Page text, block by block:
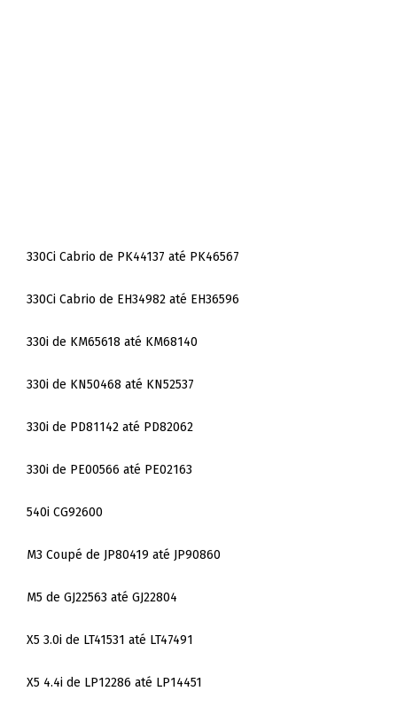
330Ci Cabrio de PK44137 até PK46567
330Ci Cabrio de EH34982 até EH36596
330i de KM65618 até KM68140
330i de KN50468 até KN52537
330i de PD81142 até PD82062
330i de PE00566 até PE02163
540i CG92600
M3 Coupé de JP80419 até JP90860
M5 de GJ22563 até GJ22804
X5 3.0i de LT41531 até LT47491
X5 4.4i de LP12286 até LP14451